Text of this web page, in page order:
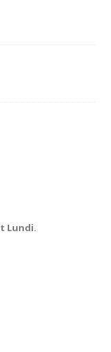
Lundi.